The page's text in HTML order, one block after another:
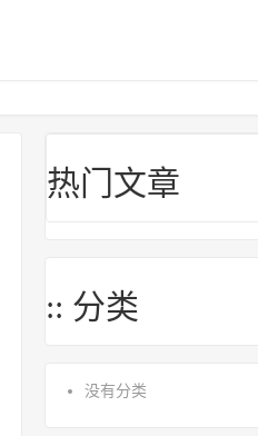
热门文章
:: 分类
没有分类